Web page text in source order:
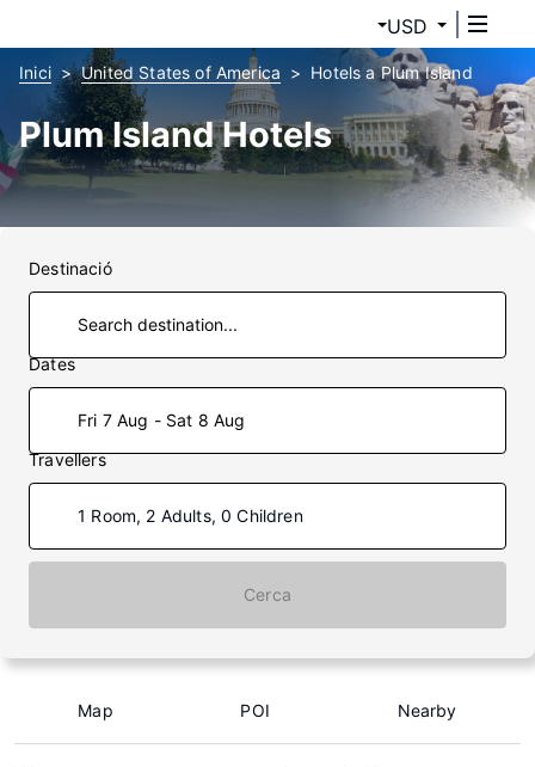
USD
Inici United States of America Hotels a Plum Island
Plum Island Hotels
Destinació
Dates
Fri 7 Aug - Sat 8 Aug
Travellers
1 Room, 2 Adults, 0 Children
Cerca
Map POI Nearby